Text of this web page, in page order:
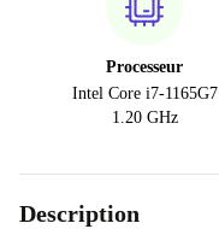
Processeur
Intel Core i7-1165G7
1.20 GHz
Description